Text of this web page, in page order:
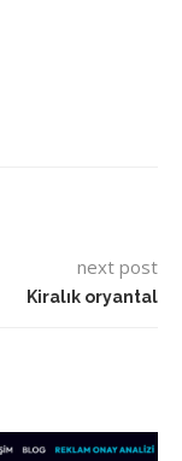
next post
Kiralık oryantal